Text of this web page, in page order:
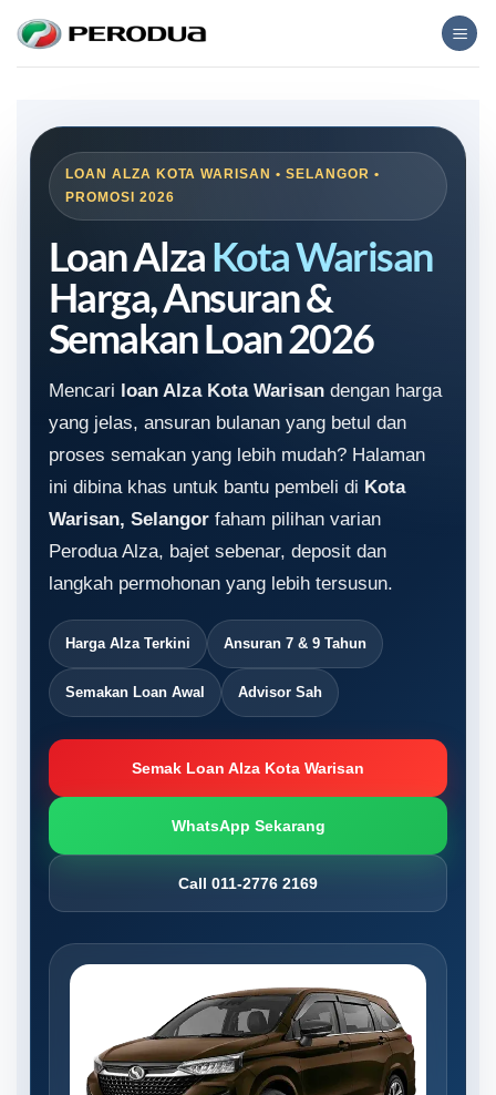
content
LOAN ALZA KOTA WARISAN • SELANGOR •
PROMOSI 2026
Loan AlzaKota Warisan
Harga, Ansuran &
Semakan Loan 2026
Mencari loan Alza Kota Warisan dengan harga
yang jelas, ansuran bulanan yang betul dan
proses semakan yang lebih mudah? Halaman
ini dibina khas untuk bantu pembeli di Kota
Warisan, Selangor faham pilihan varian
Perodua Alza, bajet sebenar, deposit dan
langkah permohonan yang lebih tersusun.
Harga Alza Terkini Ansuran 7 & 9 Tahun
Semakan Loan Awal Advisor Sah
Semak Loan Alza Kota Warisan
WhatsApp Sekarang
Call 011-2776 2169